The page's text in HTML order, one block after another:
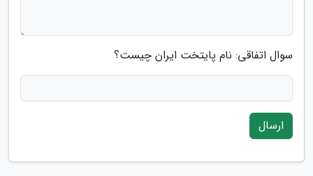
سوال اتفاقی: نام پایتخت ایران چیست؟
ارسال